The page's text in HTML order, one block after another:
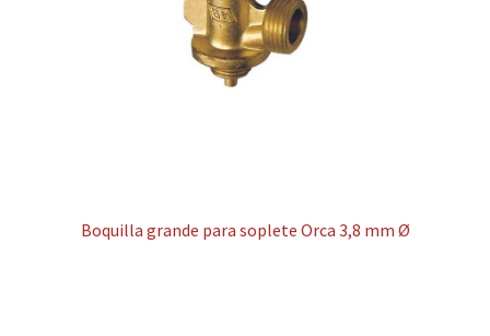
Boquilla grande para soplete Orca 3,8 mm Ø